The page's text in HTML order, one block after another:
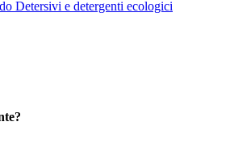
Detersivi e detergenti ecologici